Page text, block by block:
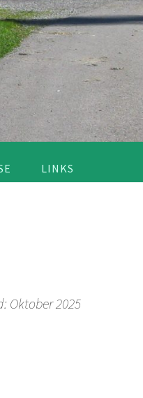
LINKS
Oktober 2025